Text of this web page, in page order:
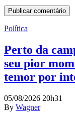
Política
Perto da
seu pior
temor por
05/08/2026 20h31
By Wagner